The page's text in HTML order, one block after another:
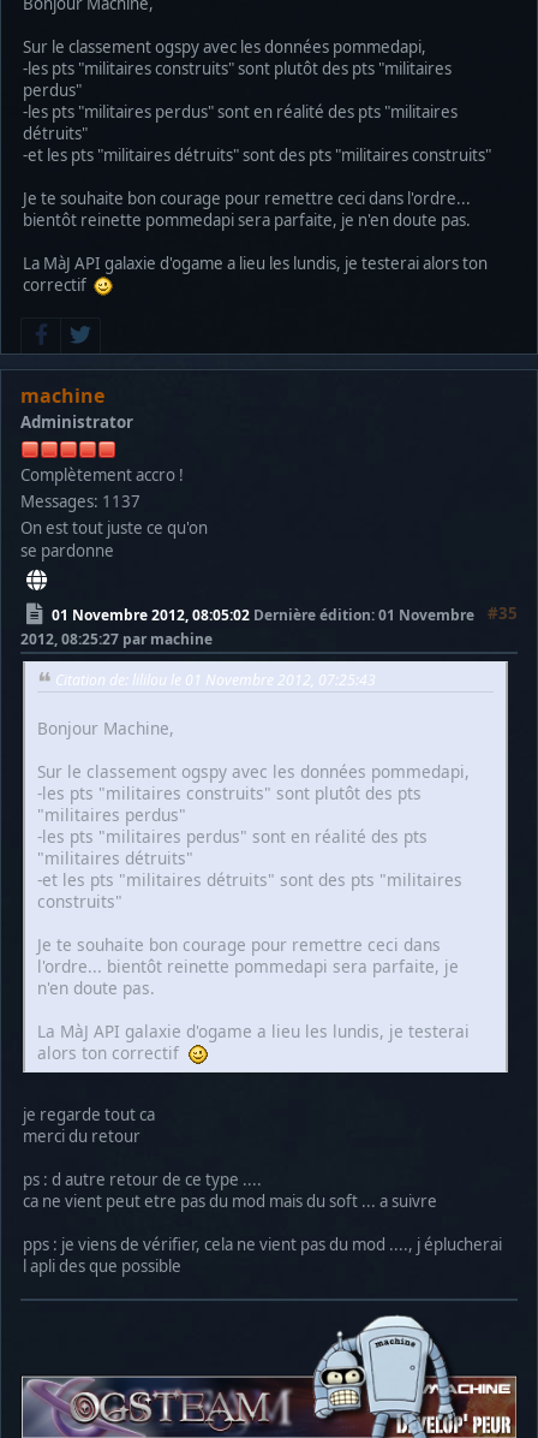
Sur le classement ogspy avec les données pommedapi,
-les pts "militaires construits" sont plutôt des pts "militaires
perdus"
-les pts "militaires perdus" sont en réalité des pts "militaires
détruits"
-et les pts "militaires détruits" sont des pts "militaires construits"
Je te souhaite bon courage pour remettre ceci dans l'ordre...
bientôt reinette pommedapi sera parfaite, je n'en doute pas.
La MàJ API galaxie d'ogame a lieu les lundis, je testerai alors ton
correctif
machine
Administrator
Complètement accro !
Messages: 1137
On est tout juste ce qu'on
se pardonne
01 Novembre 2012, 08:05:02 #35
Dernière édition: 01 Novembre
2012, 08:25:27 par machine
Citation de: lililou le 01 Novembre 2012, 07:25:43
Bonjour Machine,
Sur le classement ogspy avec les données pommedapi,
-les pts "militaires construits" sont plutôt des pts
"militaires perdus"
-les pts "militaires perdus" sont en réalité des pts
"militaires détruits"
-et les pts "militaires détruits" sont des pts "militaires
construits"
Je te souhaite bon courage pour remettre ceci dans
l'ordre... bientôt reinette pommedapi sera parfaite, je
n'en doute pas.
La MàJ API galaxie d'ogame a lieu les lundis, je testerai
alors ton correctif
je regarde tout ca
merci du retour
ps : d autre retour de ce type ....
ca ne vient peut etre pas du mod mais du soft ... a suivre
pps : je viens de vérifier, cela ne vient pas du mod ...., j éplucherai
l apli des que possible